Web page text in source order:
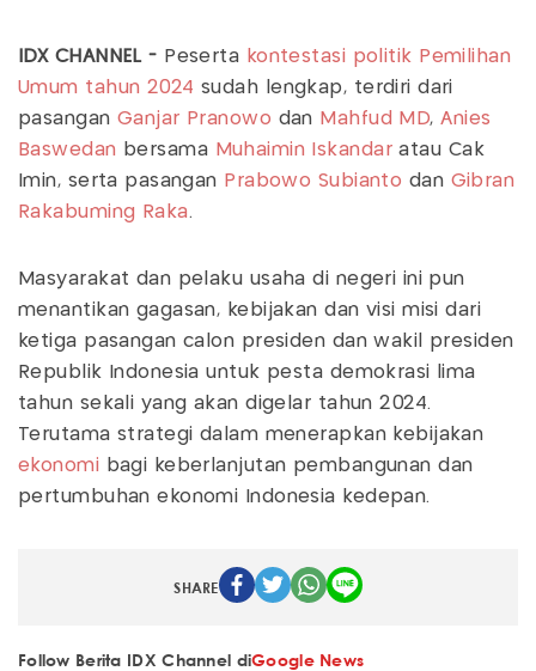
IDX CHANNEL - Peserta kontestasi politik Pemilihan
Umum tahun 2024 sudah lengkap, terdiri dari
pasangan Ganjar Pranowo dan Mahfud MD,Anies
Baswedan
bersama Muhaimin Iskandaratau Cak
Imin, serta pasangan Prabowo Subianto dan Gibran
Rakabuming Raka.
Masyarakat dan pelaku usaha di negeri ini pun
menantikan gagasan, kebijakan dan visi misi dari
ketiga pasangan calon presiden dan wakil presiden
Republik Indonesia untuk pesta demokrasi lima
tahun sekali yang akan digelar tahun 2024.
Terutama strategi dalam menerapkan kebijakan
ekonomi bagi keberlanjutan pembangunan dan
pertumbuhan ekonomi Indonesia kedepan.
SHARE
Follow Berita IDX Channel diGoogle News